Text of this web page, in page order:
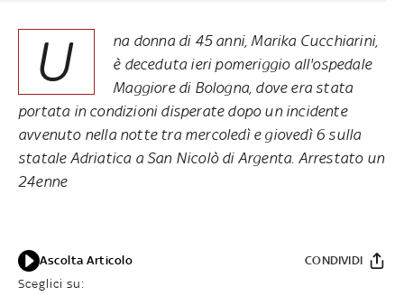
U
na donna di 45 anni, Marika Cucchiarini,
è deceduta ieri pomeriggio all'ospedale
Maggiore di Bologna, dove era stata
portata in condizioni disperate dopo un incidente
avvenuto nella notte tra mercoledì e giovedì 6 sulla
statale Adriatica a San Nicolò di Argenta. Arrestato un
24enne
Ascolta Articolo
Sceglici su:
CONDIVIDI